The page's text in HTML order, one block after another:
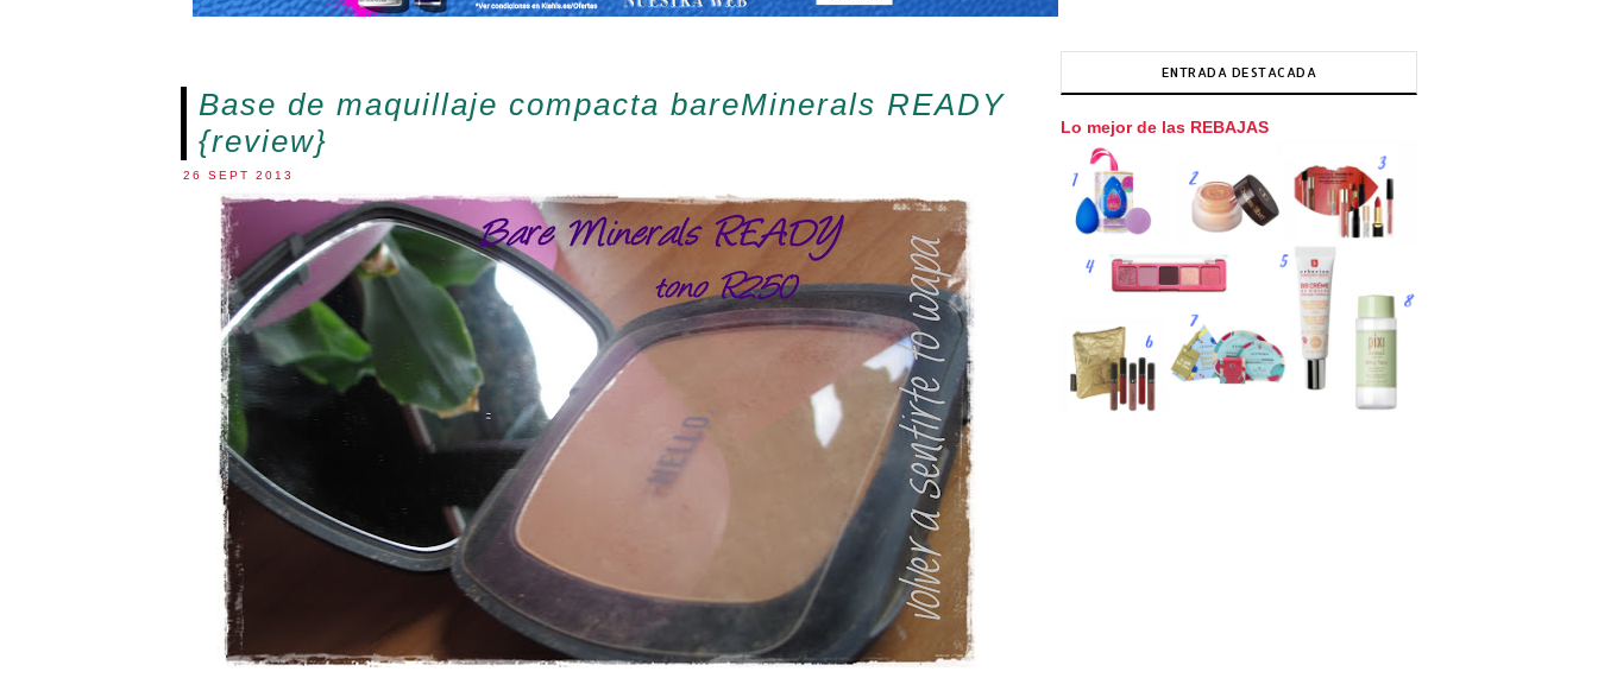
Base de maquillaje compacta bareMinerals READY
{review}
26 SEPT 2013
ENTRADA DESTACADA
Lo mejor de las REBAJAS